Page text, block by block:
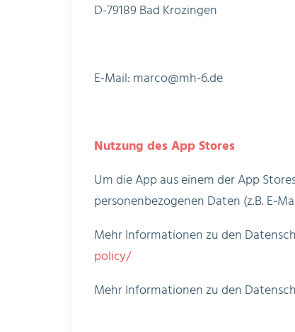
D-79189 Bad Krozingen
E-Mail: marco@mh-6.de
Nutzung des App Stores
Um die App aus einem der App
personenbezogenen Daten (z.B. E-
Mehr Informationen zu den
policy/
Mehr Informationen zu den